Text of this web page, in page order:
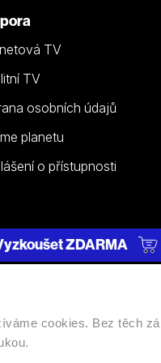
cookies. Bez těch
TV
TV
osobních údajů
planetu
o přístupnosti
ZDARMA
Nastavení cookies